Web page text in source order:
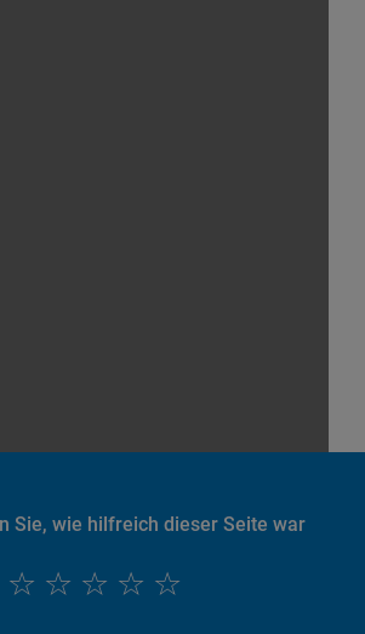
Sie, wie hilfreich dieser Seite war